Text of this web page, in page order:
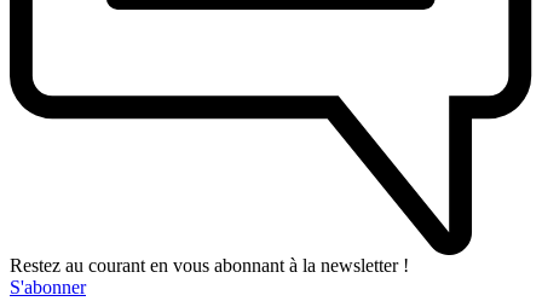
Restez au courant en vous abonnant à la newsletter !
S'abonner